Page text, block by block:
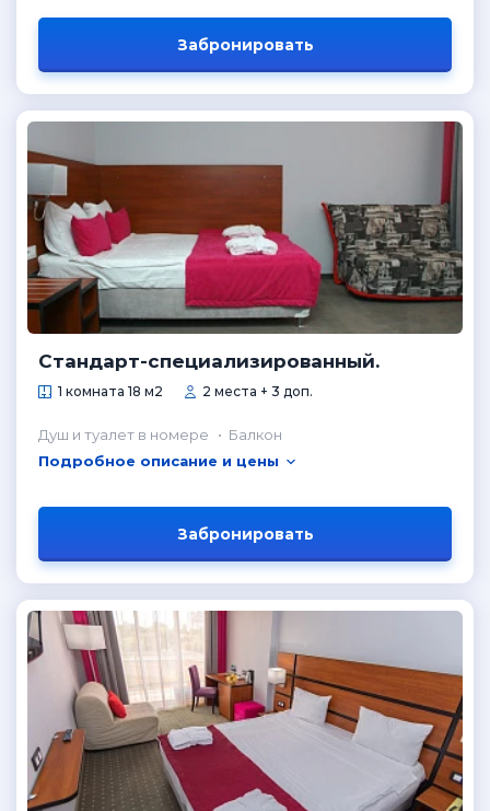
Забронировать
Стандарт-специализированный.
1 комната 18 м2 2 места + 3 доп.
Душ и туалет в номере
Балкон
Подробное описание и цены
Забронировать